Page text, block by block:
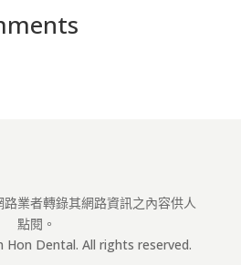
業者轉錄其網路資訊之內容供人
點閱。
Hon Dental. All rights reserved.